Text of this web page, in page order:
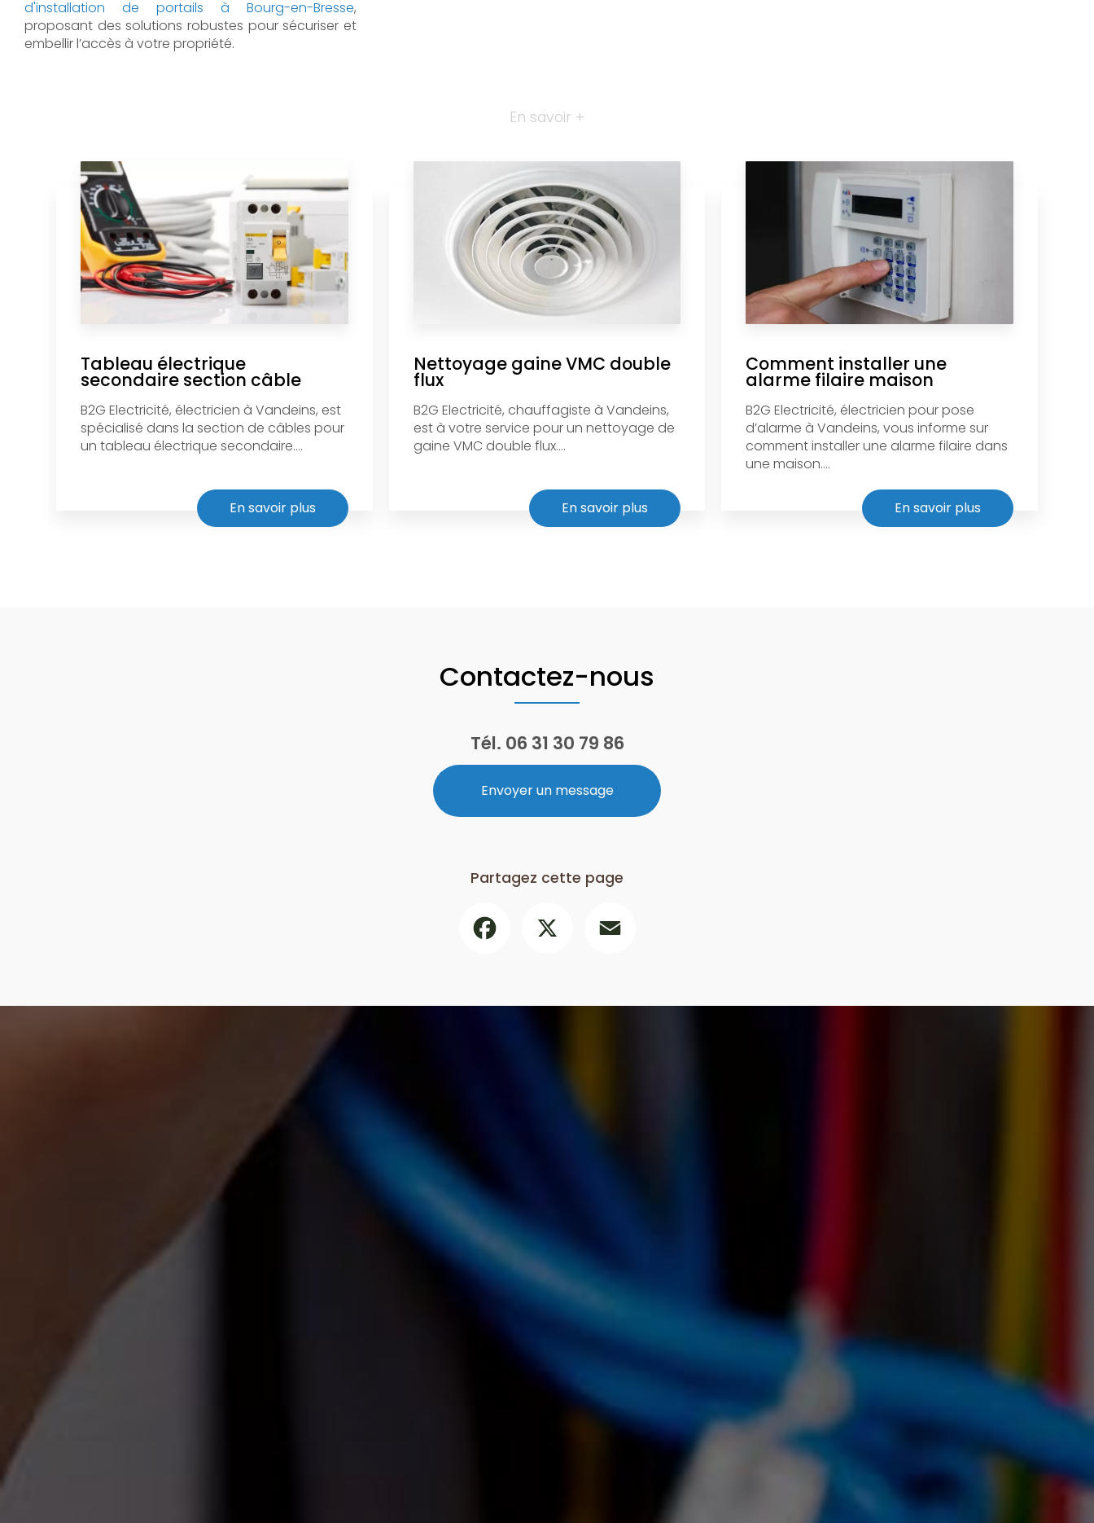
d'installation de portails à Bourg-en-Bresse,
proposant des solutions robustes pour sécuriser et
embellir l’accès à votre propriété.
En savoir +
Tableau électrique
secondaire section câble
B2G Electricité, électricien à Vandeins, est
spécialisé dans la section de câbles pour
un tableau électrique secondaire....
En savoir plus
Nettoyage gaine VMC double
flux
B2G Electricité, chauffagiste à Vandeins,
est à votre service pour un nettoyage de
gaine VMC double flux....
En savoir plus
Comment installer une
alarme filaire maison
B2G Electricité, électricien pour pose
d’alarme à Vandeins, vous informe sur
comment installer une alarme filaire dans
une maison....
En savoir plus
Contactez-nous
Tél. 06 31 30 79 86
Envoyer un message
Partagez cette page